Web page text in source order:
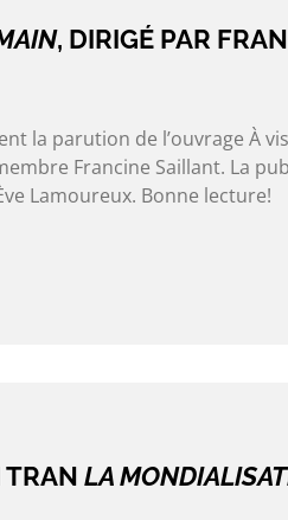
, DIRIGÉ PAR
la parution de l’ouvrage À
Francine Saillant. La
Lamoureux. Bonne lecture!
TRAN LA